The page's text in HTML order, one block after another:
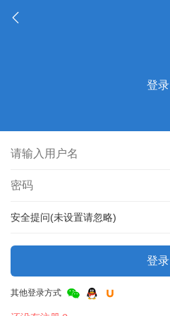
登录
安全提问(未设置请忽略)
登录
其他登录方式